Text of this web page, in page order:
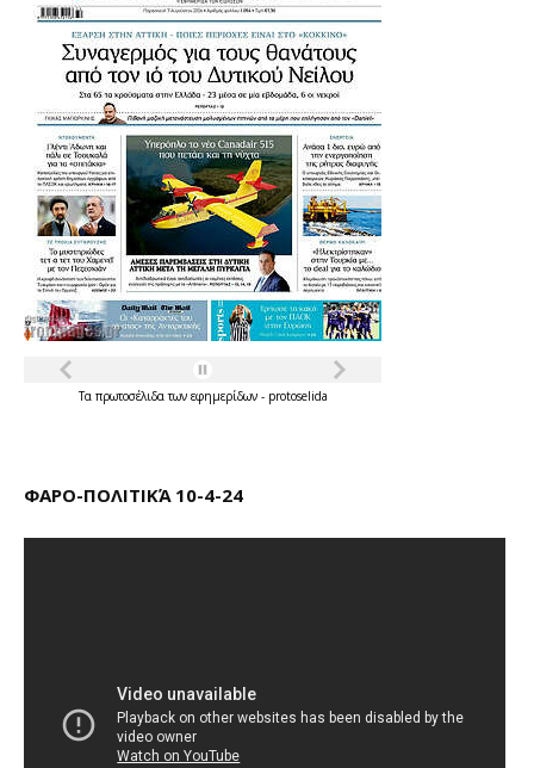
Τα πρωτοσέλιδατων εφημερίδων - protoselida
ΦΑΡΟ-ΠΟΛΙΤΙΚΆ 10-4-24